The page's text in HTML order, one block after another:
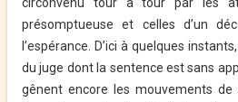
présomptueuse et celles d’un
l’espérance. D’ici à quelques
du juge dont la sentence est sans
gênent encore les mouvements de